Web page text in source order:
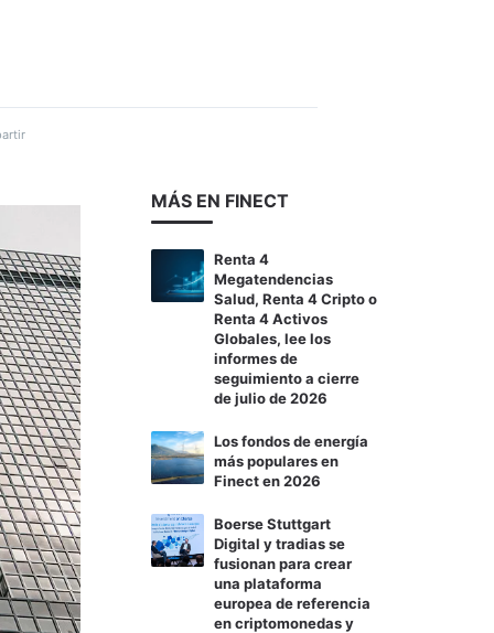
MÁS EN FINECT
Renta 4
Megatendencias
Salud, Renta 4 Cripto o
Renta 4 Activos
Globales, lee los
informes de
seguimiento a cierre
de julio de 2026
Los fondos de energía
más populares en
Finect en 2026
Boerse Stuttgart
Digital y tradias se
fusionan para crear
una plataforma
europea de referencia
en criptomonedas y